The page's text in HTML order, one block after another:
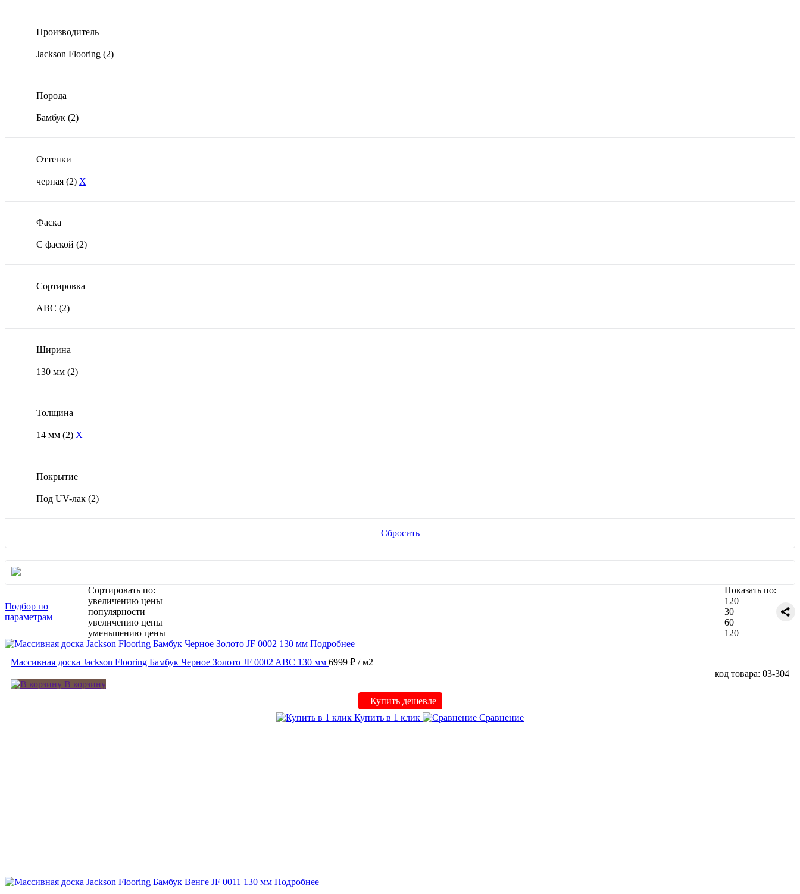
Производитель
Jackson Flooring (2)
Порода
Бамбук (2)
Оттенки
черная (2) X
Фаска
С фаской (2)
Сортировка
ABC (2)
Ширина
130 мм (2)
Толщина
14 мм (2) X
Покрытие
Под UV-лак (2)
Сбросить
Подбор по
параметрам
Сортировать по:
увеличению цены
популярности
увеличению цены
уменьшению цены
Показать по:
120
30
60
120
Подробнее
Массивная доска Jackson Flooring Бамбук Черное Золото JF 0002 ABC 130 мм 6999 ₽ / м2
код товара: 03-304
В корзину
Купить дешевле
Купить в 1 клик
Сравнение
Подробнее